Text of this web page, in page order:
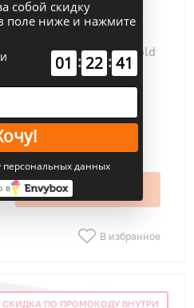
AIRY Inverter Gold
35 м
В корзину
В избранное
СКИДКА ПО ПРОМОКОДУ ВНУТРИ
собой скидку
поле ниже и нажмите
01 : 22 : 40
персональных данных
в